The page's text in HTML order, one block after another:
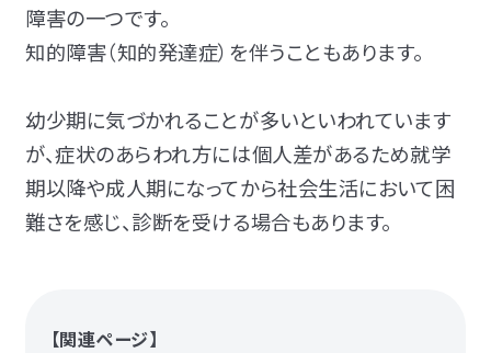
障害の一つです。
知的障害（知的発達症）を伴うこともあります。
幼少期に気づかれることが多いといわれています
が、症状のあらわれ方には個人差があるため就学
期以降や成人期になってから社会生活において困
難さを感じ、診断を受ける場合もあります。
【関連ページ】